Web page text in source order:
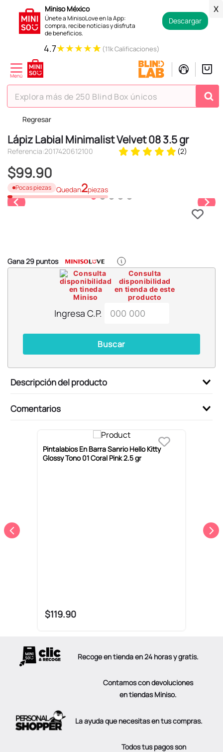
Miniso México
Únete a MinisoLove en la App:
compra, recibe noticias y disfruta
de beneficios.
Descargar
X
4.7★★★★★ (11k Calificaciones)
Explora más de 250 Blind Box únicos
Regresar
Lápiz Labial Minimalist Velvet 08 3.5 gr
Referencia:2017420612100 (2)
$99.90
Pocas piezas Quedan2piezas
Gana29 puntos
Consulta
disponibilidad
en tienda de este
producto
Ingresa C.P.
Buscar
Descripción del producto
Comentarios
Pintalabios En Barra Sanrio Hello Kitty
Glossy Tono 01 Coral Pink 2.5 gr
$119.90
Recoge en tienda en 24 horas y gratis.
Contamos con devoluciones
en tiendas Miniso.
La ayuda que necesitas en tus compras.
Todos tus pagos son
TÉRMINOS MÁS BUSCADOS
1.
hello kitty
2.
spiderman
3.
peluche
4.
osito cariñosito
5.
8.
bts